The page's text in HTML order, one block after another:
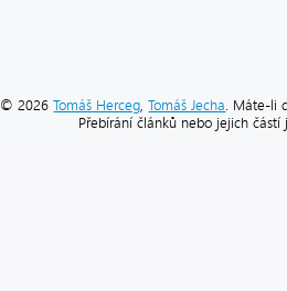
© 2026Tomáš Herceg ,Tomáš Jecha . Máte-li
Přebírání článků nebo jejich